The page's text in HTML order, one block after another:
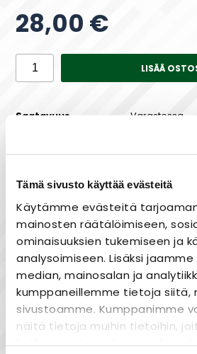
Tämä sivusto käyttää evästeitä
Käytämme evästeitä
mainosten räätälöimiseen,
ominaisuuksien tukemiseen ja
analysoimiseen. Lisäksi
median, mainosalan ja
kumppaneillemme tietoja siitä,
sivustoamme. Kumppanimme
näitä tietoja muihin tietoihin,
heille tai joita on kerätty, kun
28,00 €
LISÄÄ
Saatavuus Varastossa
Maksa joustavasti
Nopea toimitus
Heti varastosta
Joustavat